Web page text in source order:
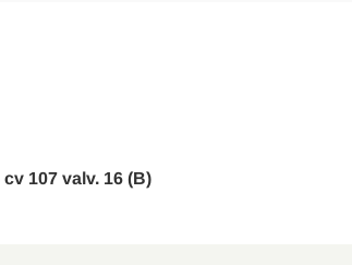
107 valv. 16 (B)